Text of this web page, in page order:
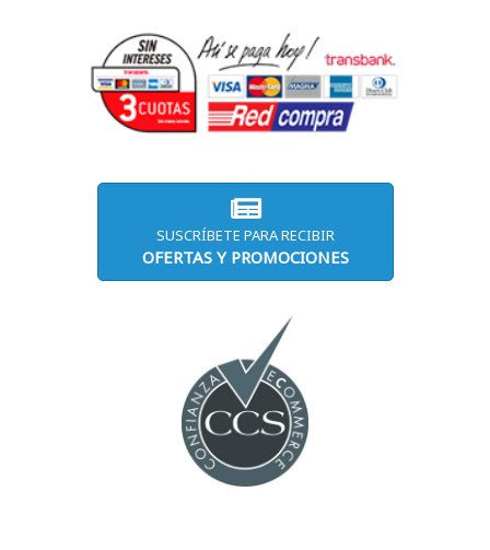
SUSCRÍBETE PARA RECIBIR
OFERTAS Y PROMOCIONES